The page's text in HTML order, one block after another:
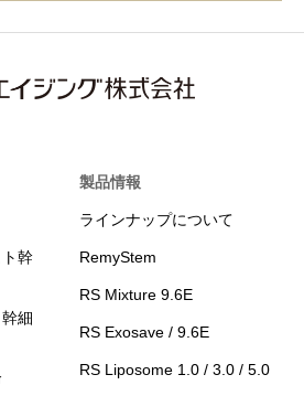
幹
細
製品情報
ラインナップについて
RemyStem
RS Mixture 9.6E
RS Exosave / 9.6E
RS Liposome 1.0 / 3.0 / 5.0